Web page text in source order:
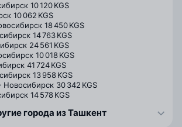
10 120 KGS
10 062 KGS
18 450 KGS
14 763 KGS
24 561 KGS
10 018 KGS
41 724 KGS
13 958 KGS
30 342 KGS
14 578 KGS
города из Ташкент